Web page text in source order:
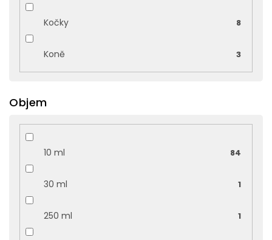
Kočky 8
Koně 3
Objem
10 ml 84
30 ml 1
250 ml 1